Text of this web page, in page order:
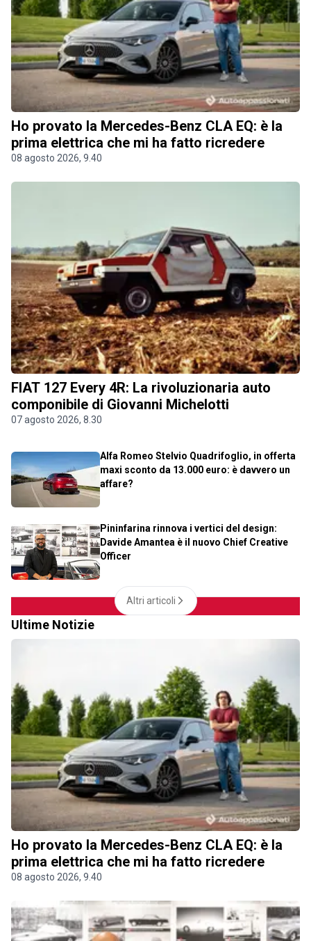
Ho provato la Mercedes-Benz CLA EQ: è la
prima elettrica che mi ha fatto ricredere
08 agosto 2026, 9.40
FIAT 127 Every 4R: La rivoluzionaria auto
componibile di Giovanni Michelotti
07 agosto 2026, 8.30
Alfa Romeo Stelvio Quadrifoglio, in offerta
maxi sconto da 13.000 euro: è davvero un
affare?
Pininfarina rinnova i vertici del design:
Davide Amantea è il nuovo Chief Creative
Officer
Altri articoli
Ultime Notizie
Ho provato la Mercedes-Benz CLA EQ: è la
prima elettrica che mi ha fatto ricredere
08 agosto 2026, 9.40